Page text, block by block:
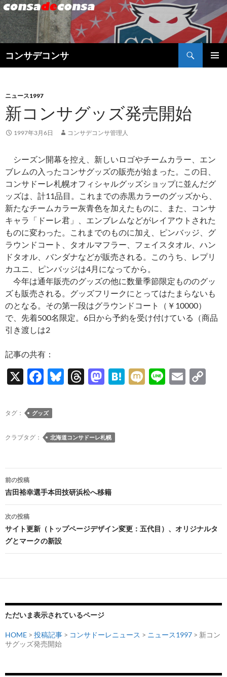
コンサデコンサ
索
ン
ツ
へ
キ
ニュース1997
新コンサグッズ発売開始
1997年3月6日 コンサデコンサ管理人
シーズン開幕を控え、新しいロゴやチームカラー、エン
ブレムの入ったコンサグッズの販売が始まった。この日、
コンサドーレ札幌オフィシャルグッズショップに並んだグ
ッズは、計11品目。これまでの赤黒カラーのグッズから、
新たなチームカラー灰青色を加えたものに、また、コンサ
キャラ「ドーレ君」、エンブレムなどがレイアウトされた
ものに変わった。これまでのものに加え、ピンバッジ、グ
ラウンドコート、タオルマフラー、フェイスタオル、ハン
ドタオル、バンダナなどが販売される。このうち、レプリ
カユニ、ピンバッジは4月になってから。
今年は通年販売のグッズの他に数量季節限定もののグッ
ズも販売される。グッズフリークにとってはたまらないも
のとなる。その第一段はグラウンドコート（￥10000）
で、先着500名限定。6日から予約を受け付けている（商品
引き渡しは2
記事の共有：
X
F
e
o
k
Bl
y
T
ds
M
o
H
M Li
E
k
タグ： グッズ
クラブタグ： 北海道コンサドーレ札幌
投
稿
ナ
ビ
ゲ
シ
ョ
ン
前の投稿
吉田裕幸選手本田技研浜松へ移籍
次の投稿
サイト更新（トップページデザイン変更：五代目）、オリジナルタ
グとマークの新設
ただいま表示されているページ
HOME > 投稿記事 > コンサドーレニュース > ニュース1997 > 新コン
サグッズ発売開始